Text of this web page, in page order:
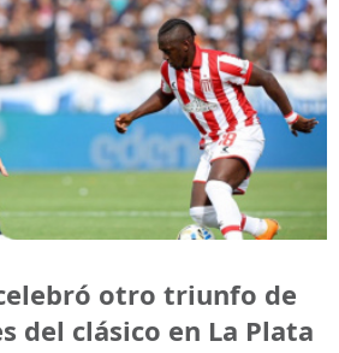
otro triunfo de
del clásico en La Plata